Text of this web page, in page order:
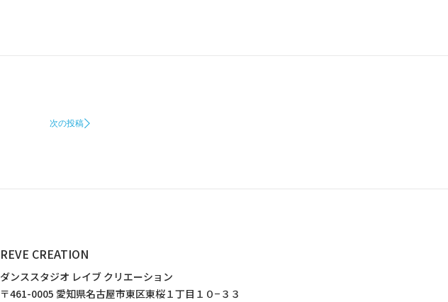
次の投稿
REVE CREATION
ダンススタジオ レイブ クリエーション
〒461-0005 愛知県名古屋市東区東桜１丁目１０−３３